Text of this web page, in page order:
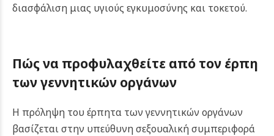
διασφάλιση μιας υγιούς εγκυμοσύνης και τοκετού.
Πώς να προφυλαχθείτε από τον έρπη
των γεννητικών οργάνων
Η πρόληψη του έρπητα των γεννητικών οργάνων
βασίζεται στην υπεύθυνη σεξουαλική συμπεριφορά